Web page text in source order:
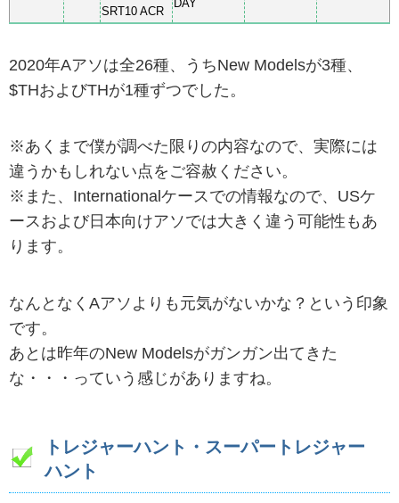
SRT10 ACR
DAY
2020年Aアソは全26種、うちNew Modelsが3種、
$THおよびTHが1種ずつでした。
※あくまで僕が調べた限りの内容なので、実際には
違うかもしれない点をご容赦ください。
※また、Internationalケースでの情報なので、USケ
ースおよび日本向けアソでは大きく違う可能性もあ
ります。
なんとなくAアソよりも元気がないかな？という印象
です。
あとは昨年のNew Modelsがガンガン出てきた
な・・・っていう感じがありますね。
トレジャーハント・スーパートレジャー
ハント